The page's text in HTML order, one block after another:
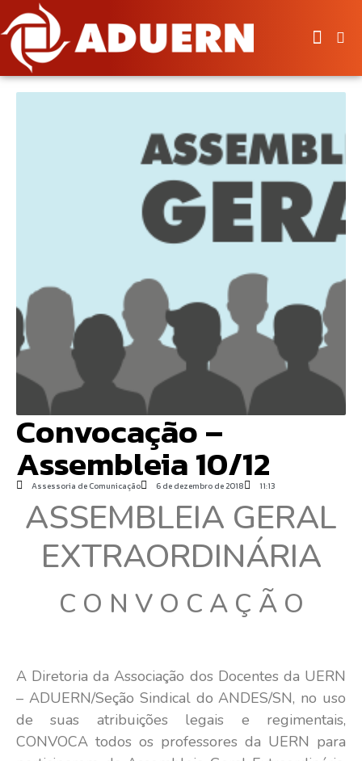
Convocação –
Assembleia 10/12
Assessoria de Comunicação 6 de dezembro de 2018 11:13
ASSEMBLEIA GERAL
EXTRAORDINÁRIA
C O N V O C A Ç Ã O
A Diretoria da Associação dos Docentes da UERN
– ADUERN/Seção Sindical do ANDES/SN, no uso
de suas atribuições legais e regimentais,
CONVOCA todos os professores da UERN para